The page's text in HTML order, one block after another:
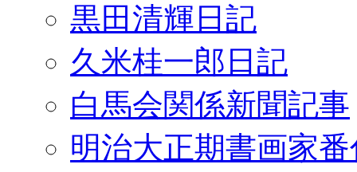
黒田清輝日記
久米桂一郎日記
白馬会関係新聞記事
明治大正期書画家